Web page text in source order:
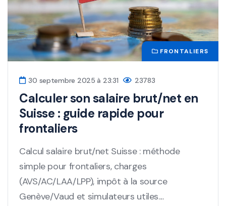
FRONTALIERS
30 septembre 2025 à 23:31 23783
Calculer son salaire brut/net en
Suisse : guide rapide pour
frontaliers
Calcul salaire brut/net Suisse : méthode
simple pour frontaliers, charges
(AVS/AC/LAA/LPP), impôt à la source
Genève/Vaud et simulateurs utiles....